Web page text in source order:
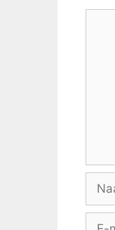
Naam